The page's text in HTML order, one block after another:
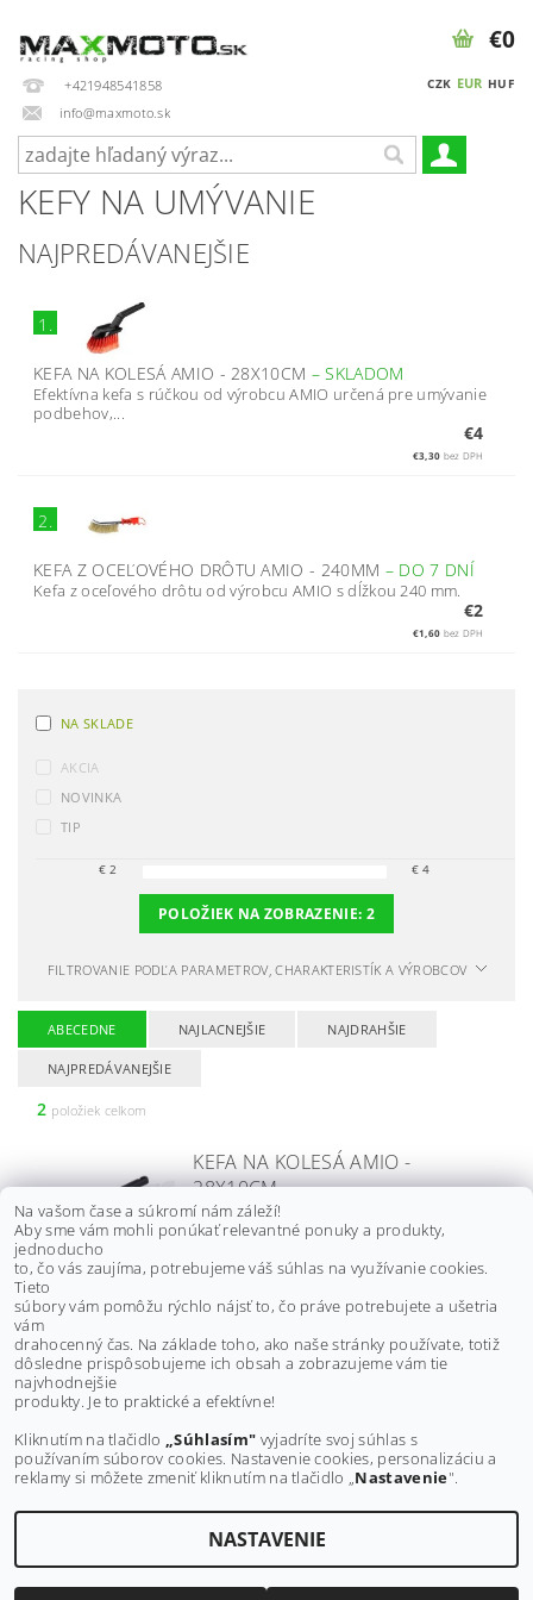
+421948541858
info@maxmoto.sk
CZK EUR HUF
€0
KEFY NA UMÝVANIE
NAJPREDÁVANEJŠIE
1.
KEFA NA KOLESÁ AMIO - 28X10CM –SKLADOM
Efektívna kefa s rúčkou od výrobcu AMIO určená pre umývanie
podbehov,...
€4
€3,30 bez DPH
2.
KEFA Z OCEĽOVÉHO DRÔTU AMIO - 240MM – DO 7 DNÍ
Kefa z oceľového drôtu od výrobcu AMIO s dĺžkou 240 mm.
€2
€1,60 bez DPH
NA SKLADE
AKCIA
NOVINKA
TIP
€2 €4
POLOŽIEK NA ZOBRAZENIE: 2
FILTROVANIE PODĽA PARAMETROV, CHARAKTERISTÍK A VÝROBCOV
ABECEDNE NAJLACNEJŠIE NAJDRAHŠIE
NAJPREDÁVANEJŠIE
2 položiek celkom
KEFA NA KOLESÁ AMIO -
28X10CM
€3,30 bez DPH
€4
KEFA Z OCEĽOVÉHO DRÔTU
AMIO - 240MM
€2
2026 ©MAXMOTO.SK, všetky práva vyhradenéUpraviť nastavenie cookies
Na vašom čase a súkromí nám záleží!
Aby sme vám mohli ponúkať relevantné ponuky a produkty,
jednoducho
to, čo vás zaujíma, potrebujeme váš súhlas na využívanie cookies.
Tieto
súbory vám pomôžu rýchlo nájsť to, čo práve potrebujete a ušetria
vám
drahocenný čas. Na základe toho, ako naše stránky používate, totiž
dôsledne prispôsobujeme ich obsah a zobrazujeme vám tie
najvhodnejšie
produkty. Je to praktické a efektívne!
Kliknutím na tlačidlo „Súhlasím" vyjadríte svoj súhlas s
používaním súborov cookies. Nastavenie cookies, personalizáciu a
reklamy si môžete zmeniť kliknutím na tlačidlo „Nastavenie".
NASTAVENIE